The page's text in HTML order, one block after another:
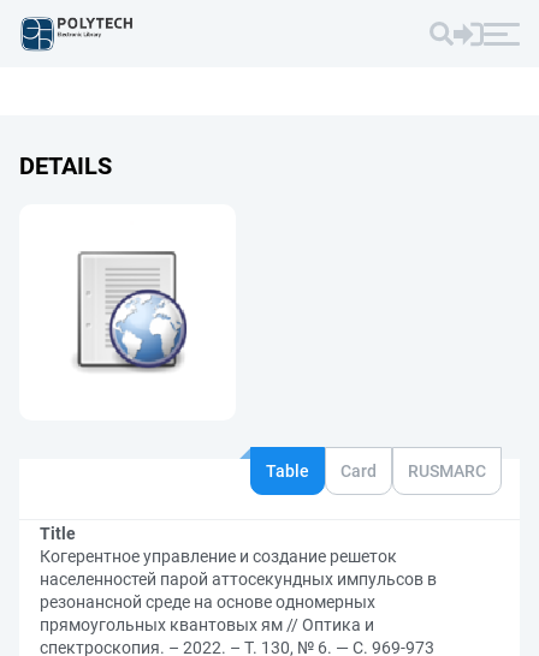
DETAILS
Table Card RUSMARC
Title
Когерентное управление и создание решеток
населенностей парой аттосекундных импульсов в
резонансной среде на основе одномерных
прямоугольных квантовых ям // Оптика и
спектроскопия. – 2022. – Т. 130, № 6. — С. 969-973